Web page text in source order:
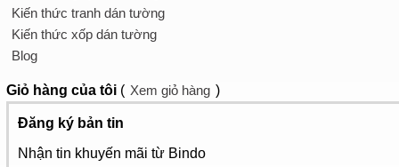
Kiến thức tranh dán tường
Kiến thức xốp dán tường
Blog
Giỏ hàng của tôi ( Xem giỏ hàng )
Đăng ký bản tin
Nhận tin khuyến mãi từ Bindo